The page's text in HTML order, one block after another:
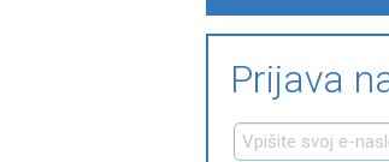
Prijava